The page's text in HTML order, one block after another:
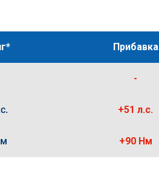
Прибавка
-
+51 л.с.
+90 Нм